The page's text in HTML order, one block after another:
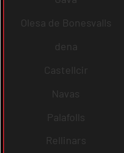
Olesa de Bonesvalls
dena
Castellcir
Navas
Palafolls
Rellinars